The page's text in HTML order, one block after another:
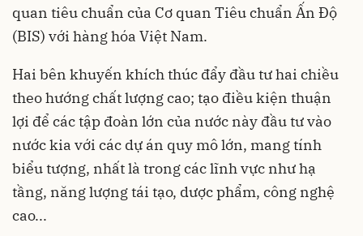
quan tiêu chuẩn của Cơ quan Tiêu chuẩn Ấn Độ
(BIS) với hàng hóa Việt Nam.
Hai bên khuyến khích thúc đẩy đầu tư hai chiều
theo hướng chất lượng cao; tạo điều kiện thuận
lợi để các tập đoàn lớn của nước này đầu tư vào
nước kia với các dự án quy mô lớn, mang tính
biểu tượng, nhất là trong các lĩnh vực như hạ
tầng, năng lượng tái tạo, dược phẩm, công nghệ
cao...